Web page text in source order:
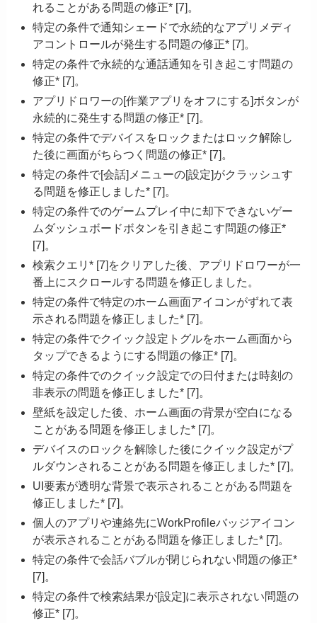
れることがある問題の修正* [7]。
特定の条件で通知シェードで永続的なアプリメディ
アコントロールが発生する問題の修正* [7]。
特定の条件で永続的な通話通知を引き起こす問題の
修正* [7]。
アプリドロワーの[作業アプリをオフにする]ボタンが
永続的に発生する問題の修正* [7]。
特定の条件でデバイスをロックまたはロック解除し
た後に画面がちらつく問題の修正* [7]。
特定の条件で[会話]メニューの[設定]がクラッシュす
る問題を修正しました* [7]。
特定の条件でのゲームプレイ中に却下できないゲー
ムダッシュボードボタンを引き起こす問題の修正*
[7]。
検索クエリ* [7]をクリアした後、アプリドロワーが一
番上にスクロールする問題を修正しました。
特定の条件で特定のホーム画面アイコンがずれて表
示される問題を修正しました* [7]。
特定の条件でクイック設定トグルをホーム画面から
タップできるようにする問題の修正* [7]。
特定の条件でのクイック設定での日付または時刻の
非表示の問題を修正しました* [7]。
壁紙を設定した後、ホーム画面の背景が空白になる
ことがある問題を修正しました* [7]。
デバイスのロックを解除した後にクイック設定がプ
ルダウンされることがある問題を修正しました* [7]。
UI要素が透明な背景で表示されることがある問題を
修正しました* [7]。
個人のアプリや連絡先にWorkProfileバッジアイコン
が表示されることがある問題を修正しました* [7]。
特定の条件で会話バブルが閉じられない問題の修正*
[7]。
特定の条件で検索結果が[設定]に表示されない問題の
修正* [7]。